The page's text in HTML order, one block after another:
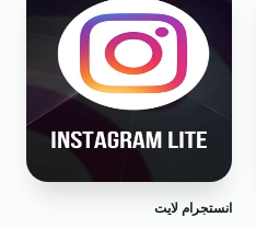
انستجرام لايت